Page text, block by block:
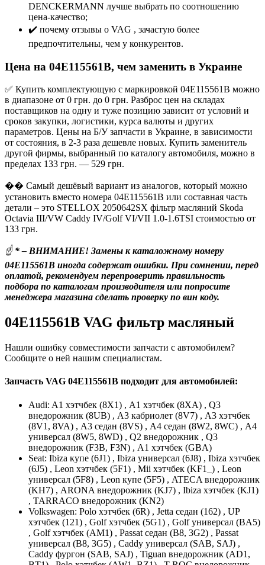
DENCKERMANN лучше выбрать по соотношению
цена-качество;
✔️ почему отзывы о VAG , зачастую более
предпочтительны, чем у конкурентов.
Цена на 04E115561B, чем заменить в Украине
✅ Купить комплектующую с маркировкой 04E115561B можно
в диапазоне от 0 грн. до 0 грн. Разброс цен на складах
поставщиков на одну и туже позицию зависит от условий и
сроков закупки, логистики, курса валюты и других
параметров. Цены на Б/У запчасти в Украине, в зависимости
от состояния, в 2-3 раза дешевле новых. Купить заменитель
другой фирмы, выбранный по каталогу автомобиля, можно в
пределах 133 грн. — 529 грн.
�� Самый дешёвый вариант из аналогов, который можно
установить вместо номера 04E115561B или составная часть
детали – это STELLOX 2050642SX фільтр масляний Skoda
Octavia III/VW Caddy IV/Golf VI/VII 1.0-1.6TSI стоимостью от
133 грн.
☝ * – ВНИМАНИЕ! Замены к каталожному номеру
04E115561B иногда содержат ошибки. При сомнении, перед
оплатой, рекомендуем перепроверить правильность
подбора по каталогам производителя или попросите
менеджера магазина сделать проверку по вин коду.
04E115561B VAG фильтр масляный
Нашли ошибку совместимости запчасти с автомобилем?
Сообщите о ней нашим специалистам.
Запчасть VAG 04E115561B подходит для автомобилей:
Audi: A1 хэтчбек (8X1) , A1 хэтчбек (8XA) , Q3
внедорожник (8UB) , A3 кабриолет (8V7) , A3 хэтчбек
(8V1, 8VA) , A3 седан (8VS) , A4 седан (8W2, 8WC) , A4
универсал (8W5, 8WD) , Q2 внедорожник , Q3
внедорожник (F3B, F3N) , A1 хэтчбек (GBA)
Seat: Ibiza купе (6J1) , Ibiza универсал (6J8) , Ibiza хэтчбек
(6J5) , Leon хэтчбек (5F1) , Mii хэтчбек (KF1_) , Leon
универсал (5F8) , Leon купе (5F5) , ATECA внедорожник
(KH7) , ARONA внедорожник (KJ7) , Ibiza хэтчбек (KJ1)
, TARRACO внедорожник (KN2)
Volkswagen: Polo хэтчбек (6R) , Jetta седан (162) , UP
хэтчбек (121) , Golf хэтчбек (5G1) , Golf универсал (BA5)
, Golf хэтчбек (AM1) , Passat седан (B8, 3G2) , Passat
универсал (B8, 3G5) , Caddy универсал (SAB, SAJ) ,
Caddy фургон (SAB, SAJ) , Tiguan внедорожник (AD1,